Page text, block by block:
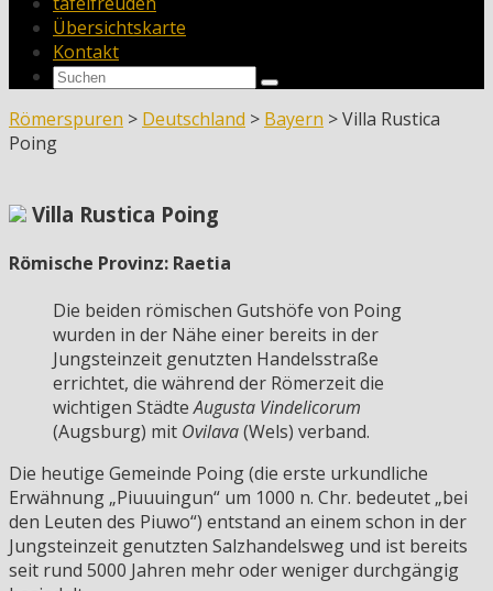
Übersichtskarte
Kontakt
Römerspuren > Deutschland > Bayern >Villa Rustica
Poing
Villa Rustica Poing
Römische Provinz: Raetia
Die beiden römischen Gutshöfe von Poing
wurden in der Nähe einer bereits in der
Jungsteinzeit genutzten Handelsstraße
errichtet, die während der Römerzeit die
wichtigen StädteAugusta Vindelicorum
(Augsburg) mit Ovilava(Wels) verband.
Die heutige Gemeinde Poing (die erste urkundliche
Erwähnung „Piuuuingun“ um 1000 n. Chr. bedeutet „bei
den Leuten des Piuwo“) entstand an einem schon in der
Jungsteinzeit genutzten Salzhandelsweg und ist bereits
seit rund 5000 Jahren mehr oder weniger durchgängig